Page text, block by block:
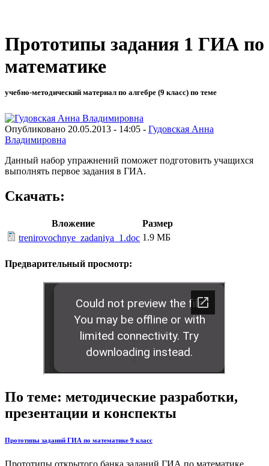
Прототипы задания 1 ГИА по
математике
учебно-методический материал по алгебре (9 класс) по теме
Опубликовано 20.05.2013 - 14:05 - Гудовская Анна
Владимировна
Данный набор упражнений поможет подготовить учащихся
выполнять первое задания в ГИА.
Скачать:
Вложение
Размер
trenirovochnye_zadaniya_1.doc 1.9 МБ
Предварительный просмотр:
По теме: методические разработки,
презентации и конспекты
Прототипы заданий ГИА по математике 9 класс
Прототипы открытого банка заданий ГИА по математике